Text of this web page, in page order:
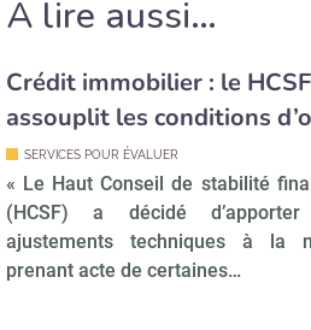
À lire aussi…
Crédit immobilier : le HCSF
assouplit les conditions
SERVICES POUR ÉVALUER
« Le Haut Conseil de stabilité
(HCSF) a décidé
ajustements techniques à la
prenant acte de certaines…